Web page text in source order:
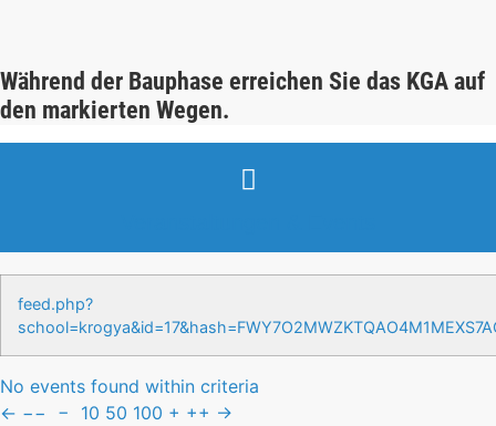
Während der Bauphase erreichen Sie das KGA auf
den markierten Wegen.
feed.php?
No events found within criteria
← −− − 10 50 100 + ++ →